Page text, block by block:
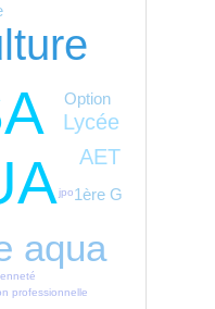
aqua
Lycée
AET
Option
1ère G
professionnelle
jpo